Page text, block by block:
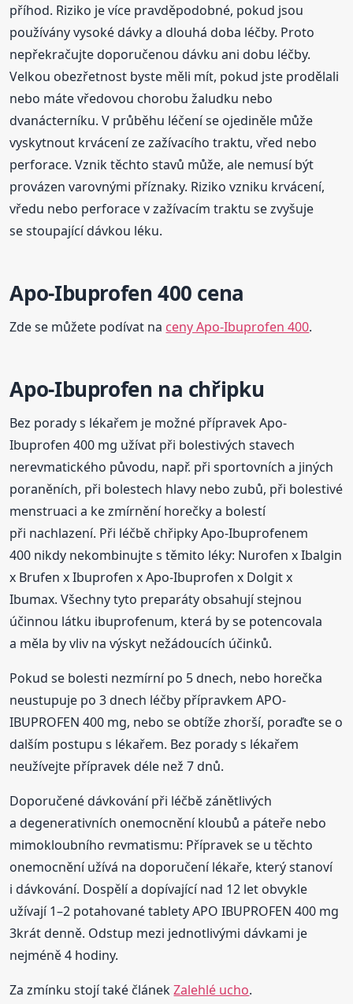
příhod. Riziko je více pravděpodobné, pokud jsou
používány vysoké dávky a dlouhá doba léčby. Proto
nepřekračujte doporučenou dávku ani dobu léčby.
Velkou obezřetnost byste měli mít, pokud jste prodělali
nebo máte vředovou chorobu žaludku nebo
dvanácterníku. V průběhu léčení se ojediněle může
vyskytnout krvácení ze zažívacího traktu, vřed nebo
perforace. Vznik těchto stavů může, ale nemusí být
provázen varovnými příznaky. Riziko vzniku krvácení,
vředu nebo perforace v zažívacím traktu se zvyšuje
se stoupající dávkou léku.
Apo-Ibuprofen 400 cena
Zde se můžete podívat na ceny Apo-Ibuprofen 400.
Apo-Ibuprofen na chřipku
Bez porady s lékařem je možné přípravek Apo-
Ibuprofen 400 mg užívat při bolestivých stavech
nerevmatického původu, např. při sportovních a jiných
poraněních, při bolestech hlavy nebo zubů, při bolestivé
menstruaci a ke zmírnění horečky a bolestí
při nachlazení. Při léčbě chřipky Apo-Ibuprofenem
400 nikdy nekombinujte s těmito léky: Nurofen x Ibalgin
x Brufen x Ibuprofen x Apo-Ibuprofen x Dolgit x
Ibumax. Všechny tyto preparáty obsahují stejnou
účinnou látku ibuprofenum, která by se potencovala
a měla by vliv na výskyt nežádoucích účinků.
Pokud se bolesti nezmírní po 5 dnech, nebo horečka
neustupuje po 3 dnech léčby přípravkem APO-
IBUPROFEN 400 mg, nebo se obtíže zhorší, poraďte se o
dalším postupu s lékařem. Bez porady s lékařem
neužívejte přípravek déle než 7 dnů.
Doporučené dávkování při léčbě zánětlivých
a degenerativních onemocnění kloubů a páteře nebo
mimokloubního revmatismu: Přípravek se u těchto
onemocnění užívá na doporučení lékaře, který stanoví
i dávkování. Dospělí a dopívající nad 12 let obvykle
užívají 1–2 potahované tablety APO IBUPROFEN 400 mg
3krát denně. Odstup mezi jednotlivými dávkami je
nejméně 4 hodiny.
Za zmínku stojí také článekZalehlé ucho.